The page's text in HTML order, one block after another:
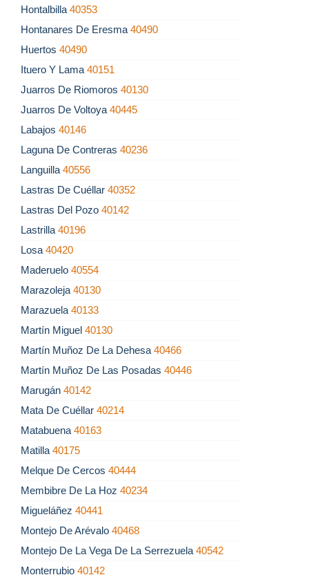
Hontalbilla 40353
Hontanares De Eresma 40490
Huertos 40490
Ituero Y Lama 40151
Juarros De Riomoros 40130
Juarros De Voltoya 40445
Labajos 40146
Laguna De Contreras 40236
Languilla 40556
Lastras De Cuéllar 40352
Lastras Del Pozo 40142
Lastrilla 40196
Losa 40420
Maderuelo 40554
Marazoleja 40130
Marazuela 40133
Martín Miguel 40130
Martín Muñoz De La Dehesa 40466
Martín Muñoz De Las Posadas 40446
Marugán 40142
Mata De Cuéllar 40214
Matabuena 40163
Matilla 40175
Melque De Cercos 40444
Membibre De La Hoz 40234
Migueláñez 40441
Montejo De Arévalo 40468
Montejo De La Vega De La Serrezuela 40542
Monterrubio 40142